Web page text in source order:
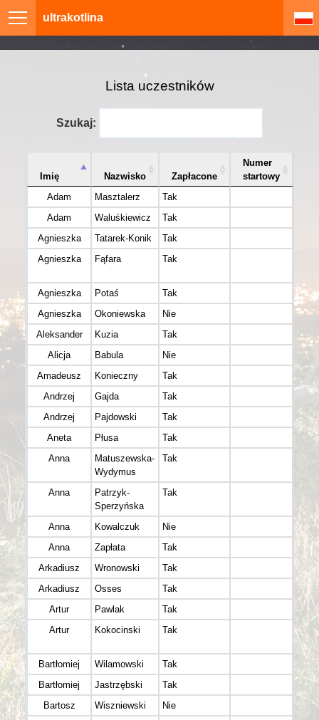
ultrakotlina
Lista uczestników
Szukaj:
Imię Nazwisko Zapłacone
Numer
startowy
Adam
Masztalerz
Tak
Adam
Waluśkiewicz
Tak
Agnieszka
Tatarek-Konik
Tak
Agnieszka
Fąfara Tak
Agnieszka
Potaś Tak
Agnieszka
Okoniewska
Nie
Aleksander
Kuzia
Tak
Alicja
Babula
Nie
Amadeusz
Konieczny
Tak
Andrzej
Gajda
Tak
Andrzej
Pajdowski
Tak
Aneta
Płusa
Tak
Anna
Matuszewska-
Wydymus
Tak
Anna
Patrzyk-
Sperzyńska
Tak
Anna Kowalczuk
Nie
Anna
Zapłata
Tak
Arkadiusz
Wronowski
Tak
Arkadiusz
Osses
Tak
Artur
Pawlak Tak
Go
Artur
Kokocinski Tak
Bartłomiej
Wilamowski Tak
Bartłomiej
Jastrzębski Tak
Bartosz
Wiszniewski Nie